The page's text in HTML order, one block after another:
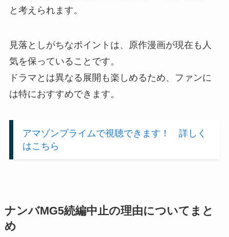
と考えられます。
見落としがちなポイントは、原作漫画が現在も人
気を保っていることです。
ドラマとは異なる展開も楽しめるため、ファンに
は特におすすめできます。
アマゾンプライムで視聴できます！ 詳しく
はこちら
ナンバMG5続編中止の理由についてまと
め